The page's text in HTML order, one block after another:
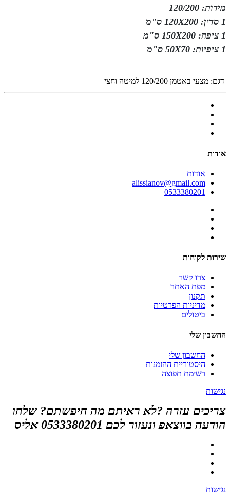
מידות: 120/200
1 סדין: 120X200 ס"מ
1 ציפה: 150X200 ס"מ
1 ציפיות: 50X70 ס"מ
דגם: מצעי באטמן 120/200 למיטה וחצי
אודות
אודות
alissianov@gmail.com
0533380201
שירות לקוחות
צרו קשר
מפת האתר
תקנון
מדיניות הפרטיות
ביטולים
החשבון שלי
החשבון שלי
היסטוריית ההזמנות
רשימת תפוצה
נגישות
צריכים עזרה ?לא ראיתם מה חיפשתם? שלחו
הודעה בווצאפ ונעזור לכם 0533380201 אליס
נגישות